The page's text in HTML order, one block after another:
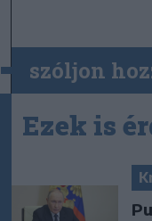
szóljon
Ezek is